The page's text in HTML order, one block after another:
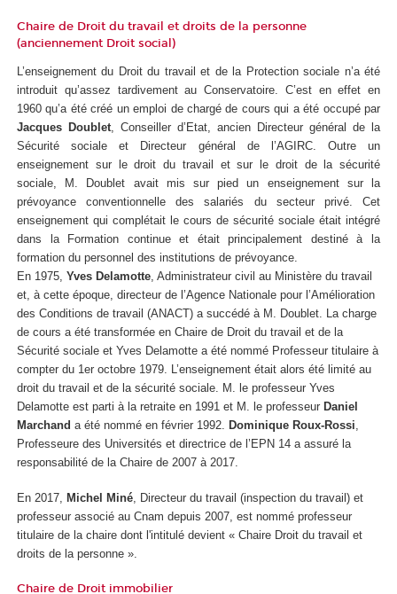
Chaire de Droit du travail et droits de la personne
(anciennement Droit social)
L’enseignement du Droit du travail et de la Protection sociale n’a été
introduit qu’assez tardivement au Conservatoire. C’est en effet en
1960 qu’a été créé un emploi de chargé de cours qui a été occupé par
Jacques Doublet , Conseiller d’Etat, ancien Directeur général de la
Sécurité sociale et Directeur général de l’AGIRC. Outre un
enseignement sur le droit du travail et sur le droit de la sécurité
sociale, M. Doublet avait mis sur pied un enseignement sur la
prévoyance conventionnelle des salariés du secteur privé. Cet
enseignement qui complétait le cours de sécurité sociale était intégré
dans la Formation continue et était principalement destiné à la
formation du personnel des institutions de prévoyance.
En 1975, Yves Delamotte , Administrateur civil au Ministère du travail
et, à cette époque, directeur de l’Agence Nationale pour l’Amélioration
des Conditions de travail (ANACT) a succédé à M. Doublet. La charge
de cours a été transformée en Chaire de Droit du travail et de la
Sécurité sociale et Yves Delamotte a été nommé Professeur titulaire à
compter du 1er octobre 1979. L’enseignement était alors été limité au
droit du travail et de la sécurité sociale. M. le professeur Yves
Delamotte est parti à la retraite en 1991 et M. le professeur Daniel
Marchand a été nommé en février 1992. Dominique Roux-Rossi
Professeure des Universités et directrice de l’EPN 14 a assuré la
responsabilité de la Chaire de 2007 à 2017.
En 2017, Michel Miné, Directeur du travail (inspection du travail) et
professeur associé au Cnam depuis 2007, est nommé professeur
titulaire de la chaire dont l'intitulé devient « Chaire Droit du travail et
droits de la personne ».
Chaire de Droit immobilier